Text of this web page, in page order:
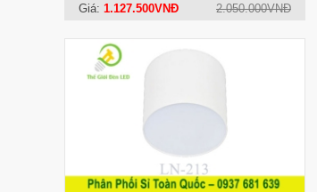
Giá: 1.127.500VNĐ 2.050.000VNĐ